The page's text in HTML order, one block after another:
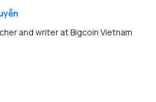
and writer at Bigcoin Vietnam